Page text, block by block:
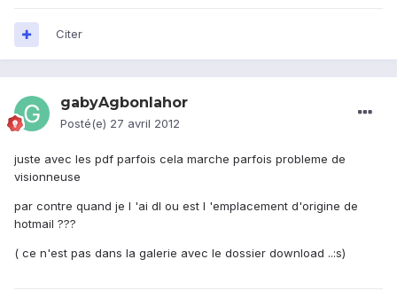
Citer
gabyAgbonlahor
Posté(e) 27 avril 2012
juste avec les pdf parfois cela marche parfois probleme de
visionneuse
par contre quand je l 'ai dl ou est l 'emplacement d'origine de
hotmail ???
( ce n'est pas dans la galerie avec le dossier download ..:s)